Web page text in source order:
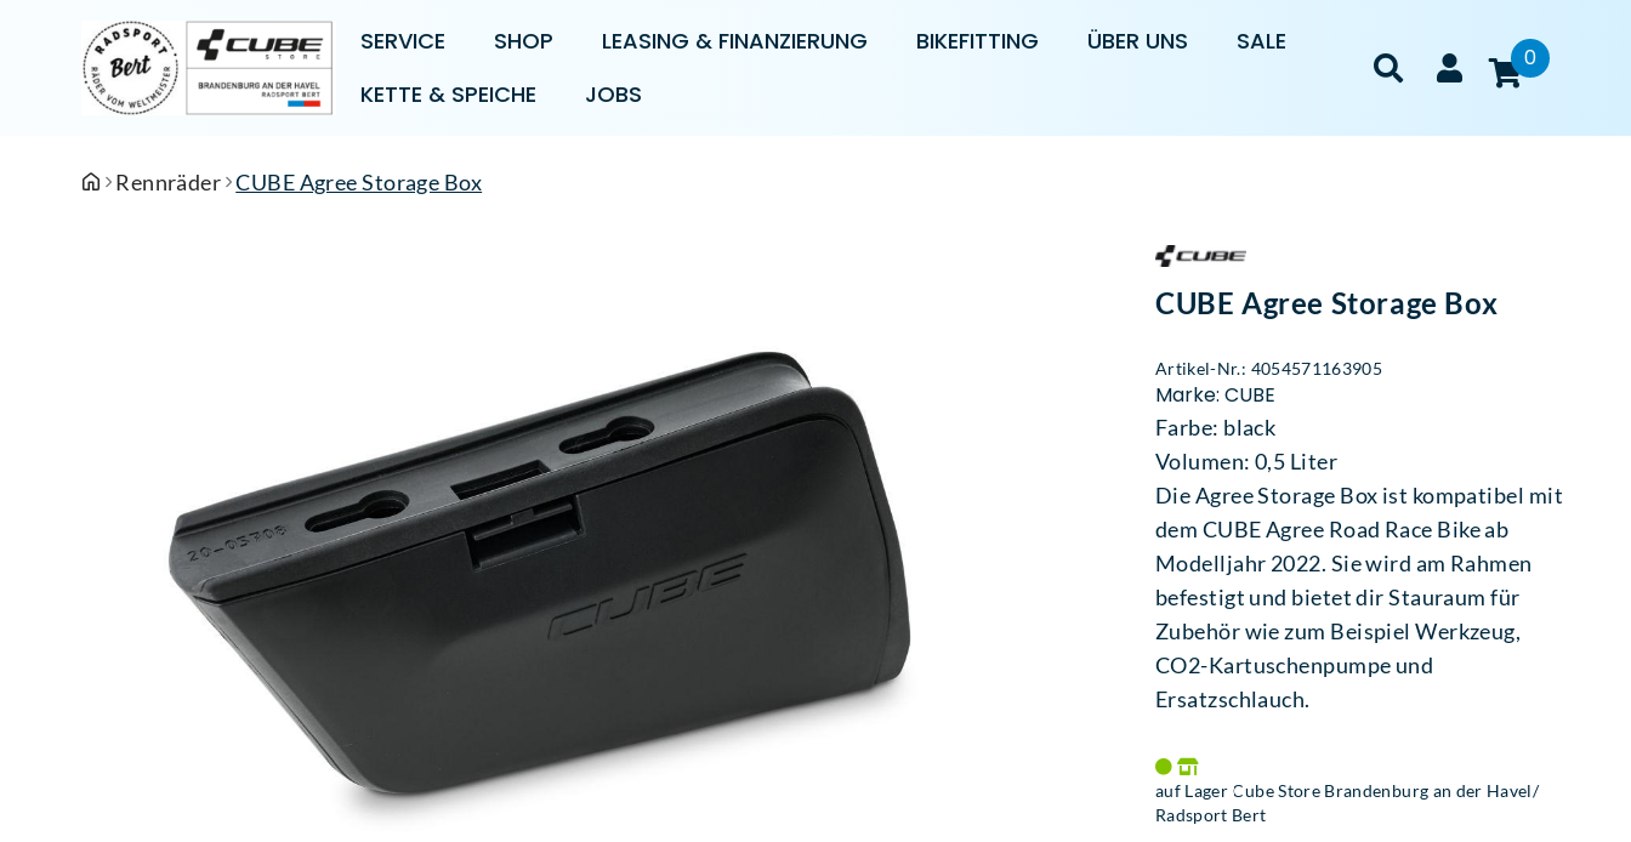
SERVICE SHOP LEASING & FINANZIERUNG BIKEFITTING ÜBER UNS
SALE
KETTE & SPEICHE
JOBS
0
Rennräder CUBE Agree Storage Box
CUBE Agree Storage Box
Artikel-Nr.: 4054571163905
Marke: CUBE
Farbe: black
Volumen: 0,5 Liter
Die Agree Storage Box ist kompatibel mit
dem CUBE Agree Road Race Bike ab
Modelljahr 2022. Sie wird am Rahmen
befestigt und bietet dir Stauraum für
Zubehör wie zum Beispiel Werkzeug,
CO2-Kartuschenpumpe und
Ersatzschlauch.
auf Lager Cube Store Brandenburg an der Havel/
Radsport Bert